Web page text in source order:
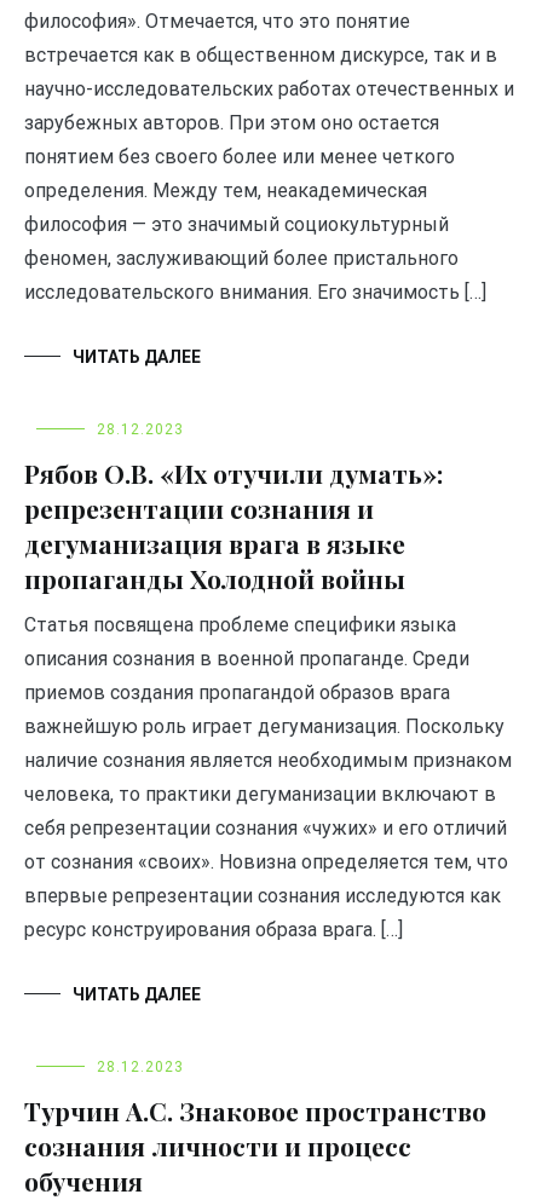
философия». Отмечается, что это понятие
встречается как в общественном дискурсе, так и в
научно-исследовательских работах отечественных и
зарубежных авторов. При этом оно остается
понятием без своего более или менее четкого
определения. Между тем, неакадемическая
философия — это значимый социокультурный
феномен, заслуживающий более пристального
исследовательского внимания. Его значимость […]
ЧИТАТЬ ДАЛЕЕ
28.12.2023
Рябов О.В. «Их отучили думать»:
репрезентации сознания и
дегуманизация врага в языке
пропаганды Холодной войны
Статья посвящена проблеме специфики языка
описания сознания в военной пропаганде. Среди
приемов создания пропагандой образов врага
важнейшую роль играет дегуманизация. Поскольку
наличие сознания является необходимым признаком
человека, то практики дегуманизации включают в
себя репрезентации сознания «чужих» и его отличий
от сознания «своих». Новизна определяется тем, что
впервые репрезентации сознания исследуются как
ресурс конструирования образа врага. […]
ЧИТАТЬ ДАЛЕЕ
28.12.2023
Турчин А.С. Знаковое пространство
сознания личности и процесс
обучения